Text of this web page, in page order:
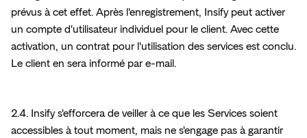
prévus à cet effet. Après l'enregistrement, Insify peut activer
un compte d'utilisateur individuel pour le client. Avec cette
activation, un contrat pour l'utilisation des services est conclu.
Le client en sera informé par e-mail.
2.4. Insify s'efforcera de veiller à ce que les Services soient
accessibles à tout moment, mais ne s'engage pas à garantir